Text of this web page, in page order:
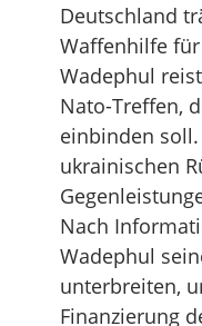
Deutschland
Waffenhilfe
Wadephul
Nato-Treffen,
einbinden
ukrainischen
Nach
Wadephul
unterbreiten,
Finanzierung